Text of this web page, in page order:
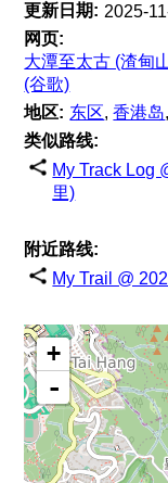
更新日期: 2025-
网页:
大潭至太古 (渣甸
(谷歌)
地区: 东区,香港岛
类似路线:
My Track Log
里)
附近路线:
My Trail @
+
-